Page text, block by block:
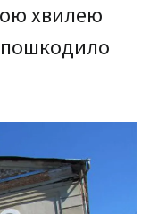
хвилею
пошкодило